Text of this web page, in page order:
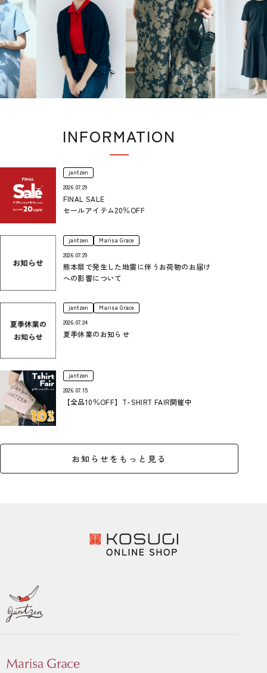
INFORMATION
jantzen
2026.07.29
FINAL SALE
セールアイテム20％OFF
jantzen Marisa Grace
2026.07.29
熊本県で発生した地震に伴うお荷物のお届け
への影響について
jantzen Marisa Grace
2026.07.24
夏季休業のお知らせ
jantzen
2026.07.15
【全品10％OFF】T-SHIRT FAIR開催中
お知らせをもっと見る